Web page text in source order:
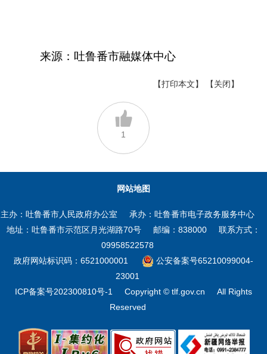
来源：吐鲁番市融媒体中心
【打印本文】 【关闭】
1
网站地图
主办：吐鲁番市人民政府办公室
承办：吐鲁番市电子政务服务中心
地址：吐鲁番市示范区月光湖路70号
邮编：838000
联系方式：
09958522578
政府网站标识码：6521000001
公安备案号65210099004-
23001
ICP备案号202300810号-1
Copyright © tlf.gov.cn
All Rights
Reserved